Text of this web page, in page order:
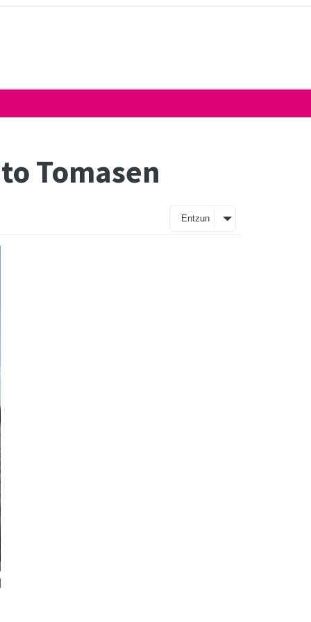
Tomasen
Entzun